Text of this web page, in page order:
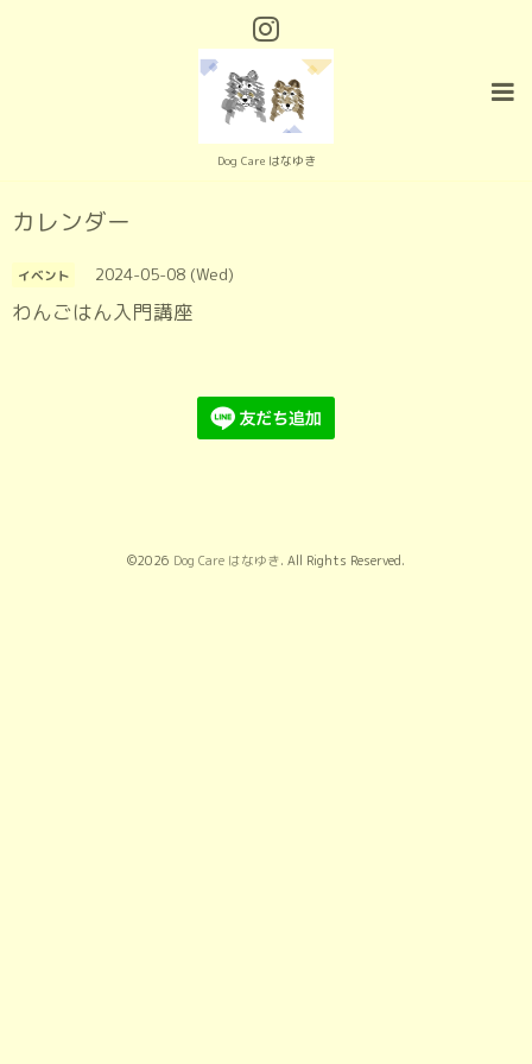
Dog Care はなゆき
カレンダー
イベント 2024-05-08 (Wed)
わんごはん入門講座
©2026 Dog Care はなゆき. All Rights Reserved.